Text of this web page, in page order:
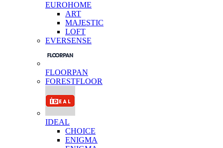
EUROHOME
ART
MAJESTIC
LOFT
EVERSENSE
FLOORPAN
FORESTFLOOR
IDEAL
CHOICE
ENIGMA